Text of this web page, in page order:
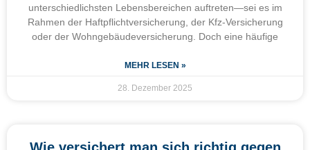
unterschiedlichsten Lebensbereichen auftreten—sei es im
Rahmen der Haftpflichtversicherung, der Kfz-Versicherung
oder der Wohngebäudeversicherung. Doch eine häufige
MEHR LESEN »
28. Dezember 2025